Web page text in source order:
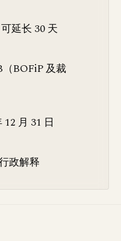
延长 30 天
BOFiP 及裁
月 31 日
政解释